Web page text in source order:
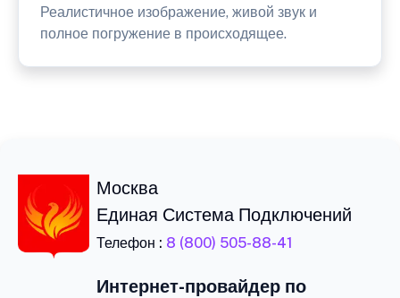
Реалистичное изображение, живой звук и
полное погружение в происходящее.
Москва
Единая Система Подключений
Телефон : 8 (800) 505-88-41
Интернет-провайдер по